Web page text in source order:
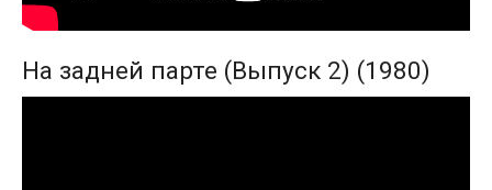
На задней парте (Выпуск 2) (1980)